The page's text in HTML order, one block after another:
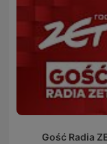
Gość Radia